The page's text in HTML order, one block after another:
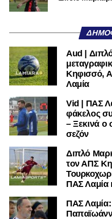
μαθαίνετε πρώτοι τα
Twitterκαι
μαθαίνετε σε χρόνο dt όλα τα
Aud |
Κηφισσό,
Λαμία
Vid | ΠΑΣ
φάκελος
– Ξεκινά ο
σεζόν
Διπλό
τον ΑΠΣ
ΠΑΣ Λαμία
ΠΑΣ